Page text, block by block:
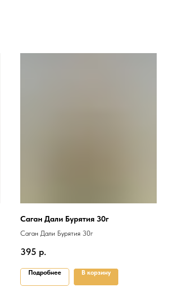
Саган Дали Бурятия 30г
Саган Дали Бурятия 30г
395 р.
Подробнее В корзину